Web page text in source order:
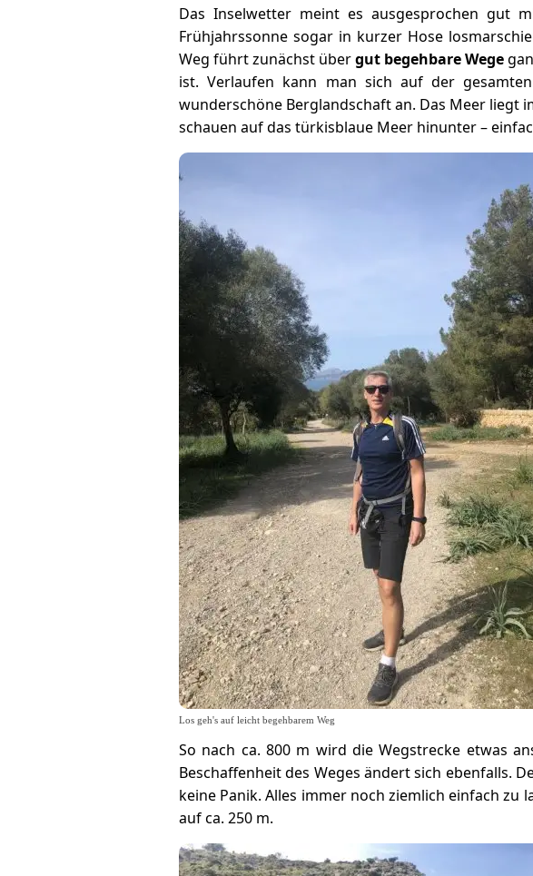
Das Inselwetter meint es ausgesprochen gut
Frühjahrssonne sogar in kurzer Hose
Weg führt zunächst übergut begehbare Wege
ist. Verlaufen kann man sich auf der
wunderschöne Berglandschaft an. Das Meer liegt
schauen auf das türkisblaue Meer hinunter –
Los geh's auf leicht begehbarem Weg
So nach ca. 800 m wird die Wegstrecke etwas
Beschaffenheit des Weges ändert sich ebenfalls.
keine Panik. Alles immer noch ziemlich einfach zu
auf ca. 250 m.